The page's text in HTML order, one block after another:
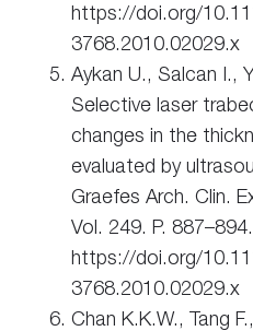
https://doi.org/
3768.2010.02029.x
Aykan U., Salcan I.,
Selective laser
changes in the
evaluated by
Graefes Arch. Clin.
Vol. 249. P.
https://doi.org/
3768.2010.02029.x
Chan K.K.W., Tang